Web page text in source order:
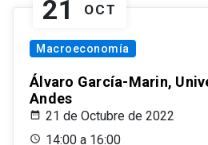
21 OCT
Macroeconomía
Álvaro García-Marin,
Andes
21 de Octubre de 2022
14:00 a 16:00